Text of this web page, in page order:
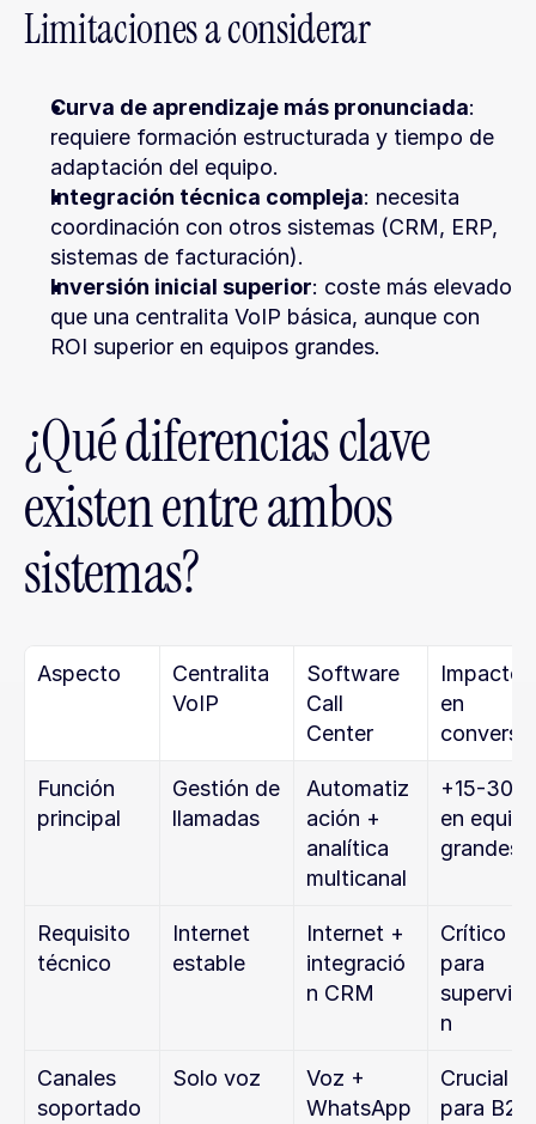
Limitaciones a considerar
Curva de aprendizaje más pronunciada:
requiere formación estructurada y tiempo de
adaptación del equipo.
Integración técnica compleja: necesita
coordinación con otros sistemas (CRM, ERP,
sistemas de facturación).
Inversión inicial superior: coste más elevado
que una centralita VoIP básica, aunque con
ROI superior en equipos grandes.
¿Qué diferencias clave
existen entre ambos
sistemas?
Aspecto
Centralita
VoIP
Software
Call
Center
Impacto
en
Función
principal
Gestión de
llamadas
Automatiz
ación +
analítica
multicanal
+15-30%
en
grandes
Requisito
técnico
Internet
estable
Internet +
integració
n CRM
Crítico
para
n
Canales
soportado
Solo voz
Voz +
WhatsApp
Crucial
para B2C